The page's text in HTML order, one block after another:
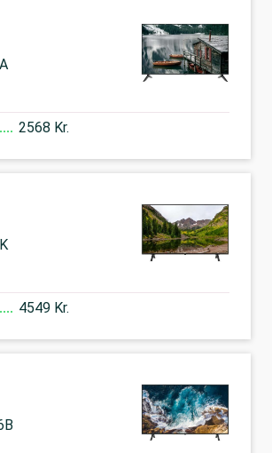
2568 Kr.
4549 Kr.